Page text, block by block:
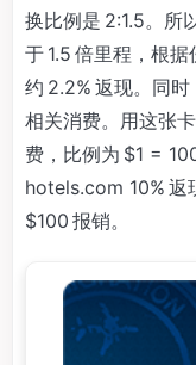
换比例是 2:1.5。所
于 1.5 倍里程，根
约 2.2% 返现。同
相关消费。用这张
费，比例为 $1 =
hotels.com 10% 返
$100 报销。